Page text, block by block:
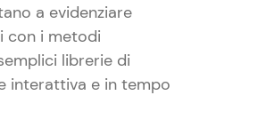
a evidenziare
con i metodi
librerie di
interattiva e in tempo